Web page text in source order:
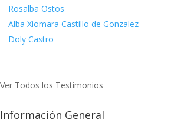
Rosalba Ostos
Alba Xiomara Castillo de Gonzalez
Doly Castro
Ver Todos los Testimonios
Información General